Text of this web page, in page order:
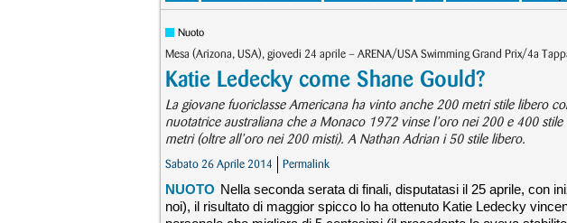
Nuoto
Mesa (Arizona, USA), giovedi 24 aprile – ARENA/USA Swimming Grand Prix/4a
Katie Ledecky come Shane Gould?
La giovane fuoriclasse Americana ha vinto anche 200 metri stile libero
nuotatrice australiana che a Monaco 1972 vinse l’oro nei 200 e 400
metri (oltre all’oro nei 200 misti). A Nathan Adrian i 50 stile libero.
Sabato 26 Aprile 2014 Permalink
NUOTO Nella seconda serata di finali, disputatasi il 25 aprile, con
noi), il risultato di maggior spicco lo ha ottenuto Katie Ledecky